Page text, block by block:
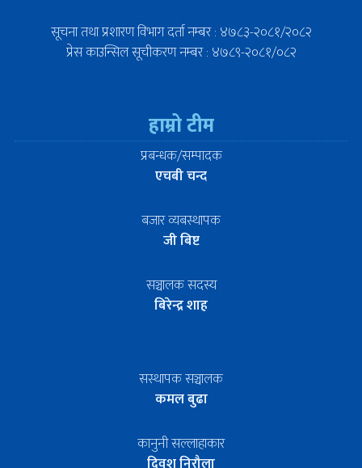
सूचना तथा प्रशारण विभाग दर्ता नम्बर : ४७८३-२०८१/२०८२
प्रेस काउन्सिल सूचीकरण नम्बर : ४७८९-२०८१/०८२
हाम्रो टीम
प्रबन्धक/सम्पादक
एचबी चन्द
बजार व्यबस्थापक
जी बिष्ट
सञ्चालक सदस्य
बिरेन्द्र शाह
सस्थापक सञ्चालक
कमल बुढा
कानुनी सल्लाहाकार